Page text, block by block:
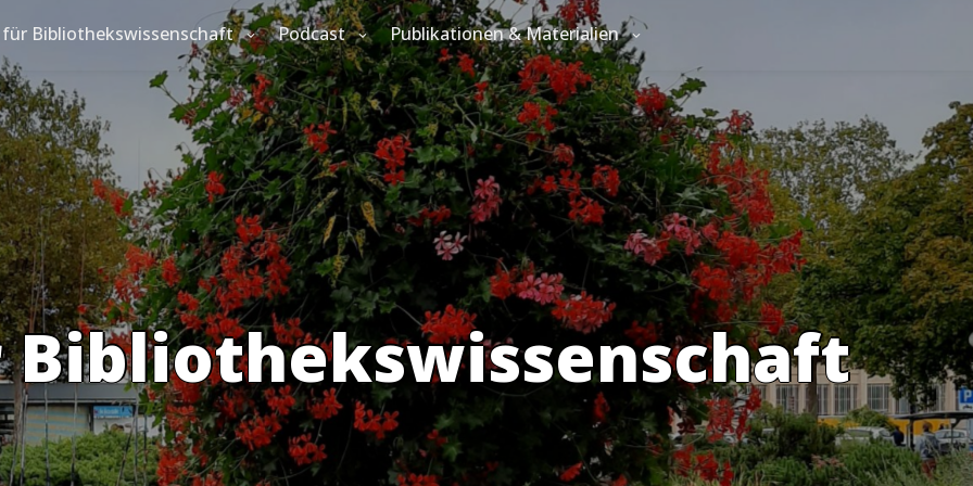
für Bibliothekswissenschaft Podcast Publikationen & Materialien